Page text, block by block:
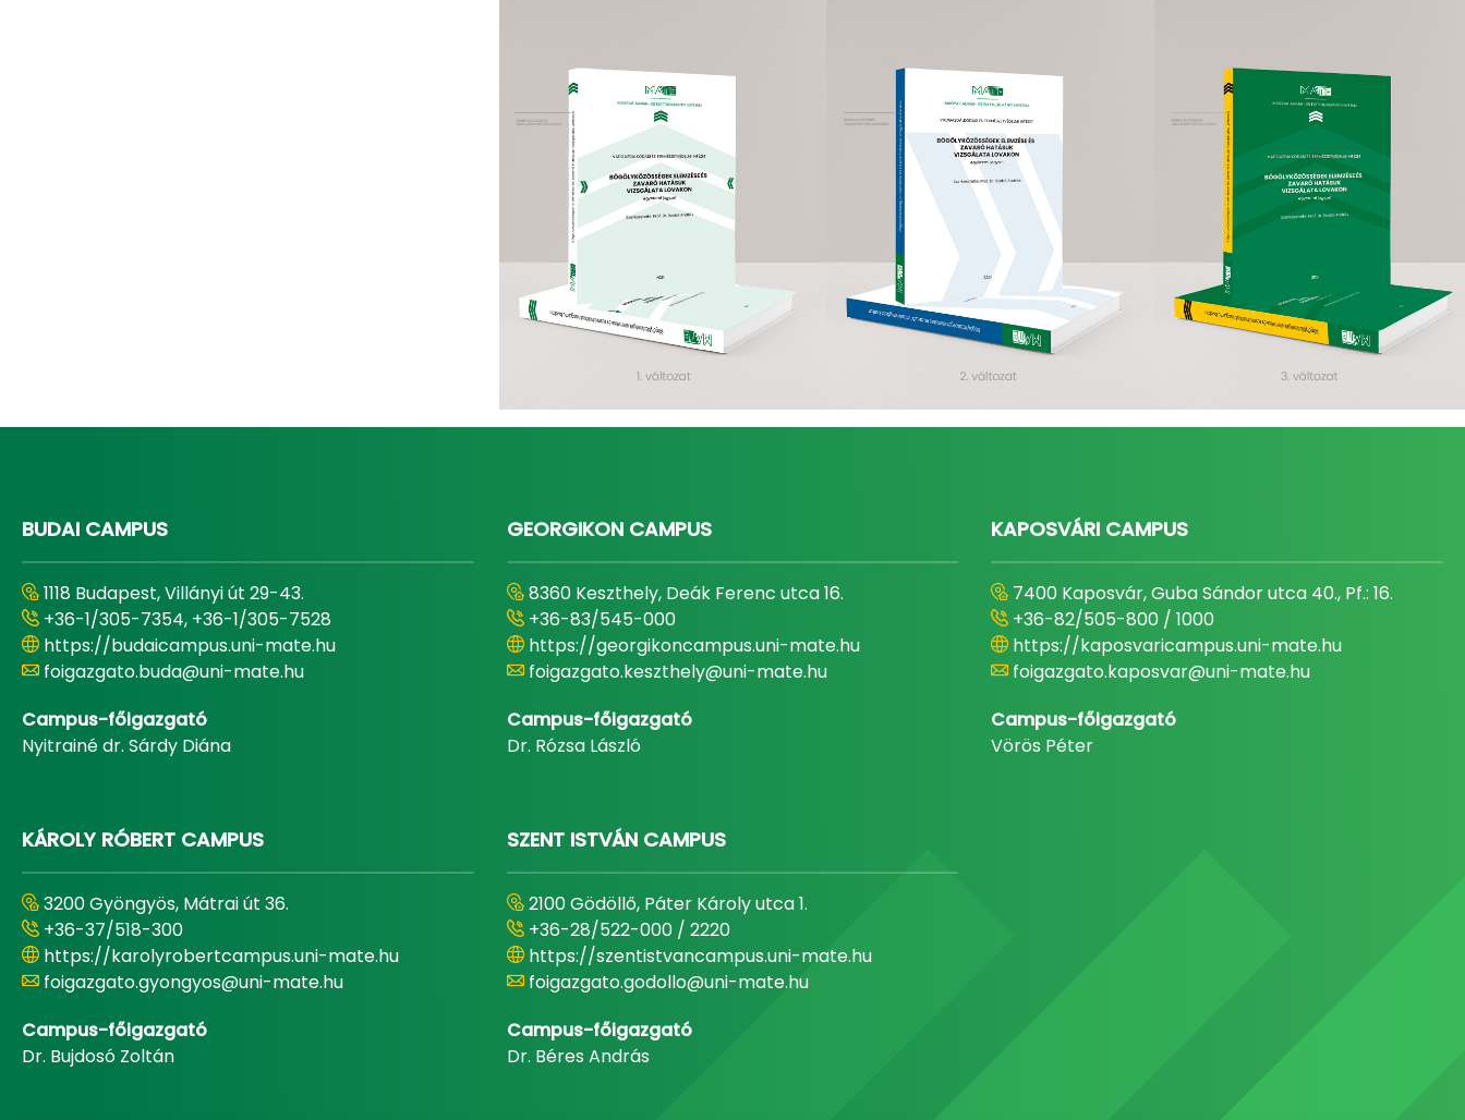
BUDAI CAMPUS
1118 Budapest, Villányi út 29-43.
+36-1/305-7354, +36-1/305-7528
https://budaicampus.uni-mate.hu
foigazgato.buda@uni-mate.hu
Campus-főigazgató
Nyitrainé dr. Sárdy Diána
GEORGIKON CAMPUS
8360 Keszthely, Deák Ferenc utca 16.
+36-83/545-000
https://georgikoncampus.uni-mate.hu
foigazgato.keszthely@uni-mate.hu
Campus-főigazgató
Dr. Rózsa László
KAPOSVÁRI CAMPUS
7400 Kaposvár, Guba Sándor utca 40., Pf.: 16.
+36-82/505-800 / 1000
https://kaposvaricampus.uni-mate.hu
foigazgato.kaposvar@uni-mate.hu
Campus-főigazgató
Vörös Péter
KÁROLY RÓBERT CAMPUS
3200 Gyöngyös, Mátrai út 36.
+36-37/518-300
https://karolyrobertcampus.uni-mate.hu
foigazgato.gyongyos@uni-mate.hu
Campus-főigazgató
Dr. Bujdosó Zoltán
SZENT ISTVÁN CAMPUS
2100 Gödöllő, Páter Károly utca 1.
+36-28/522-000 / 2220
https://szentistvancampus.uni-mate.hu
foigazgato.godollo@uni-mate.hu
Campus-főigazgató
Dr. Béres András